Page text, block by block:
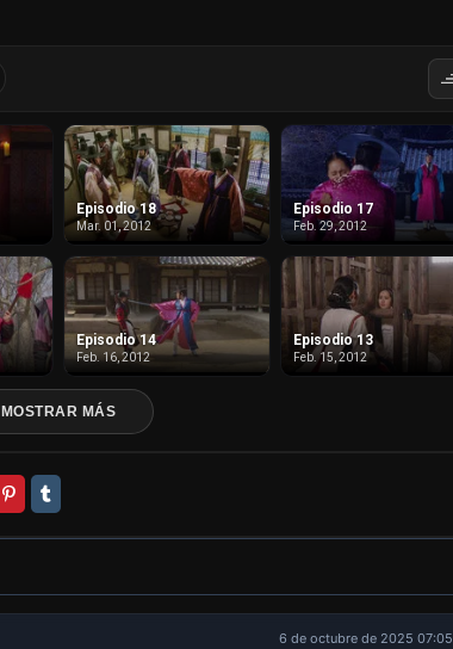
Episodio 18
Mar. 01, 2012
Episodio 17
Feb. 29, 2012
Episodio 14
Feb. 16, 2012
Episodio 13
Feb. 15, 2012
MOSTRAR MÁS
6 de octubre de 2025 07:05